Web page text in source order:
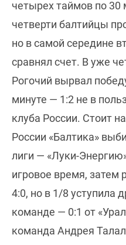
четырех таймов по 30
четверти балтийцы
но в самой середине
сравнял счет. В уже
Рогочий вырвал
минуте — 1:2 не в
клуба России. Стоит
России «Балтика»
лиги — «Луки-
игровое время, затем
4:0, но в 1/8 уступила
команде — 0:1 от
команда Андрея